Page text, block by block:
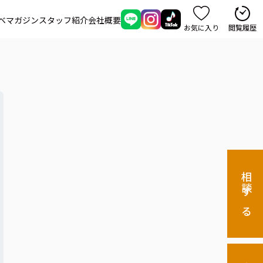
マガジンスタッフ紹介会社概要
お気に入り 閲覧履歴
相談する